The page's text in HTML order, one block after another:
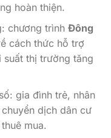
hoàn thiện.
chương trình Đông
cách thức hỗ trợ
thị trường tăng
gia đình trẻ, nhân
dịch dân cư
mua.